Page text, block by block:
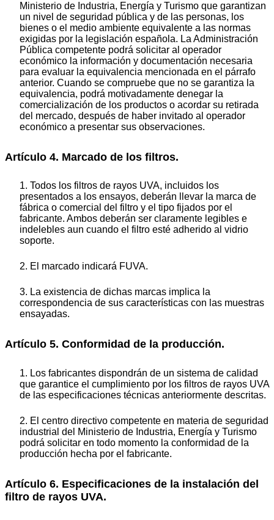
Ministerio de Industria, Energía y Turismo que garantizan
un nivel de seguridad pública y de las personas, los
bienes o el medio ambiente equivalente a las normas
exigidas por la legislación española. La Administración
Pública competente podrá solicitar al operador
económico la información y documentación necesaria
para evaluar la equivalencia mencionada en el párrafo
anterior. Cuando se compruebe que no se garantiza la
equivalencia, podrá motivadamente denegar la
comercialización de los productos o acordar su retirada
del mercado, después de haber invitado al operador
económico a presentar sus observaciones.
Artículo 4. Marcado de los filtros.
1. Todos los filtros de rayos UVA, incluidos los
presentados a los ensayos, deberán llevar la marca de
fábrica o comercial del filtro y el tipo fijados por el
fabricante. Ambos deberán ser claramente legibles e
indelebles aun cuando el filtro esté adherido al vidrio
soporte.
2. El marcado indicará FUVA.
3. La existencia de dichas marcas implica la
correspondencia de sus características con las muestras
ensayadas.
Artículo 5. Conformidad de la producción.
1. Los fabricantes dispondrán de un sistema de calidad
que garantice el cumplimiento por los filtros de rayos UVA
de las especificaciones técnicas anteriormente descritas.
2. El centro directivo competente en materia de seguridad
industrial del Ministerio de Industria, Energía y Turismo
podrá solicitar en todo momento la conformidad de la
producción hecha por el fabricante.
Artículo 6. Especificaciones de la instalación del
filtro de rayos UVA.